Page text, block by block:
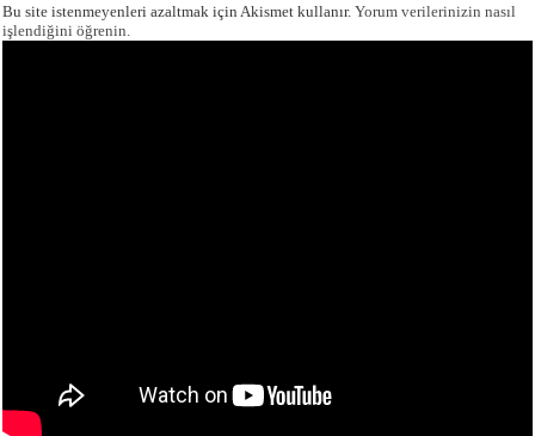
Bu site istenmeyenleri azaltmak için Akismet kullanır.Yorum verilerinizin nasıl
işlendiğini öğrenin.